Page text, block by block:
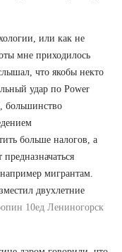
или как не
мне приходилось
что якобы некто
удар по Power
большинство
больше налогов, а
мигрантам.
двухлетние
10ед Лениногорск